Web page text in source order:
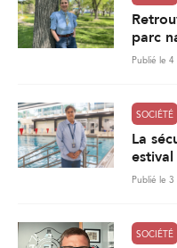
parc
Publié le 4
SOCIÉTÉ
La
estival
Publié le 3
SOCIÉTÉ